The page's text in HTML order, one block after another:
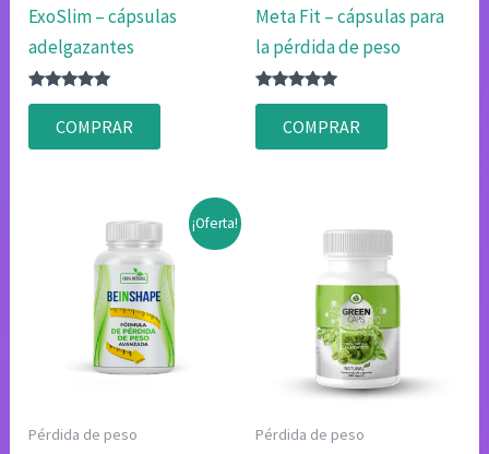
ExoSlim – cápsulas
adelgazantes
Valorado
4.75
de 5
COMPRAR
Meta Fit – cápsulas para
la pérdida de peso
Valorado
4.83
de 5
COMPRAR
¡Oferta!
Pérdida de peso Pérdida de peso